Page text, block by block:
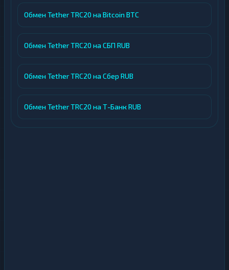
Обмен Tether TRC20 на Bitcoin BTC
Обмен Tether TRC20 на СБП RUB
Обмен Tether TRC20 на Сбер RUB
Обмен Tether TRC20 на Т-Банк RUB